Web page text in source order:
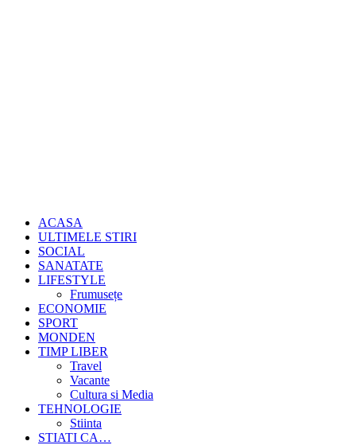
ACASA
ULTIMELE STIRI
SOCIAL
SANATATE
LIFESTYLE
Frumusețe
ECONOMIE
SPORT
MONDEN
TIMP LIBER
Travel
Vacante
Cultura si Media
TEHNOLOGIE
Stiinta
STIATI CA…